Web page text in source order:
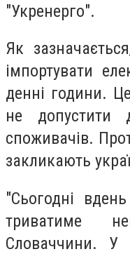
"Укренерго".
Як
імпортувати
денні години.
не допустити
споживачів.
закликають
"Сьогодні
триватиме
Словаччини. У